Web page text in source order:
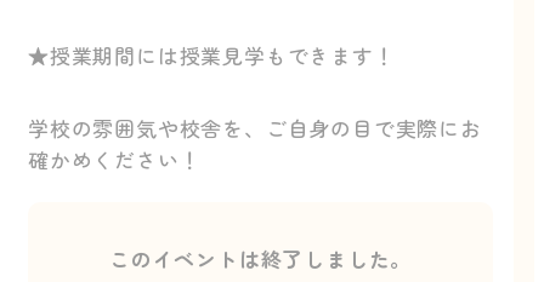
★授業期間には授業見学もできます！
学校の雰囲気や校舎を、ご自身の目で実際にお
確かめください！
このイベントは終了しました。